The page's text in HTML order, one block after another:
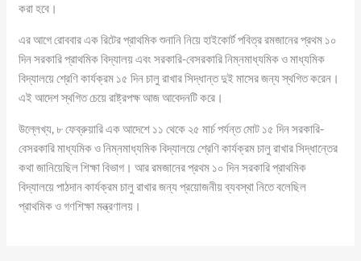
করা হবে।
এর আগে রোববার এক রিটের প্রাথমিক শুনানি নিয়ে হাইকোর্ট পবিত্র রমজানের প্রথম ১০
দিন সরকারি প্রাথমিক বিদ্যালয় এবং সরকারি-বেসরকারি নিম্নমাধ্যমিক ও মাধ্যমিক
বিদ্যালয়ে শ্রেণি কার্যক্রম ১৫ দিন চালু রাখার সিদ্ধান্ত দুই মাসের জন্য স্থগিত করেন।
এই আদেশ স্থগিত চেয়ে রাষ্ট্রপক্ষ আজ আবেদনটি করে।
উল্লেখ্য, ৮ ফেব্রুয়ারি এক আদেশে ১১ থেকে ২৫ মার্চ পর্যন্ত মোট ১৫ দিন সরকারি-
বেসরকারি মাধ্যমিক ও নিম্নমাধ্যমিক বিদ্যালয়ে শ্রেণি কার্যক্রম চালু রাখার সিদ্ধান্তের
কথা জানিয়েছিল শিক্ষা বিভাগ। আর রমজানের প্রথম ১০ দিন সরকারি প্রাথমিক
বিদ্যালয়ে পাঠদান কার্যক্রম চালু রাখার জন্য প্রয়োজনীয় ব্যবস্থা নিতে বলেছিল
প্রাথমিক ও গণশিক্ষা মন্ত্রণালয়।